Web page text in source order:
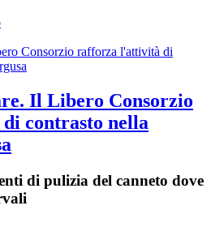
Il Libero Consorzio
contrasto nella
di pulizia del canneto dove